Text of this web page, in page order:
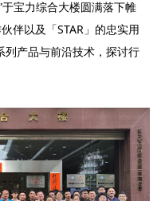
于宝力综合大楼圆满落下帷
伴以及「STAR」的忠实用
列产品与前沿技术，探讨行